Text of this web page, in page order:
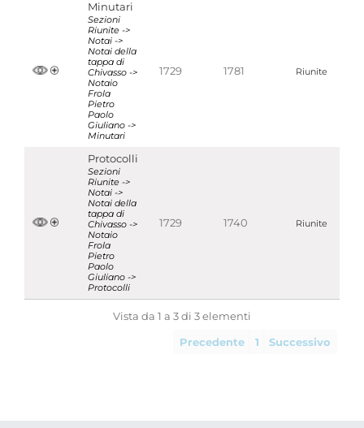
Minutari
Sezioni
Riunite ->
Notai ->
Notai della
tappa di
Chivasso ->
Notaio
Frola
Pietro
Paolo
Giuliano ->
Minutari
1729 1781 Riunite
Protocolli
Sezioni
Riunite ->
Notai ->
Notai della
tappa di
Chivasso ->
Notaio
Frola
Pietro
Paolo
Giuliano ->
Protocolli
1729 1740 Riunite
Vista da 1 a 3 di 3 elementi
Precedente 1 Successivo